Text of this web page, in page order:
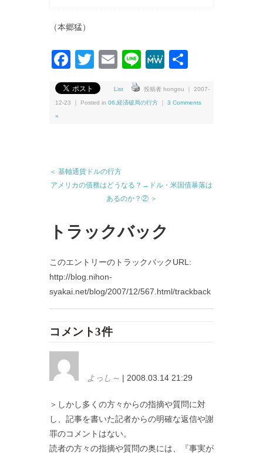
（本郷猛）
Facebook
Twitter
EmailLineMeWe
List 投稿者 hongou ｜ 2007-
12-23 ｜ Posted in 06.経済破局の行方 3 Comments
»
＜ 基軸通貨ドルの行方
アメリカの債務はどうなる？→ドル・米国債暴落は
あるのか？② ＞
トラックバック
このエントリーのトラックバックURL:
http://blog.nihon-
syakai.net/blog/2007/12/567.html/trackback
コメント3件
よっし～ | 2008.03.14 21:29
＞しかし多くの方々からの指摘や質問に対
し、記事を書いた記者からの明確な返信や謝
罪のコメントはない。
読者の方々の指摘や質問の奥には、『事実が